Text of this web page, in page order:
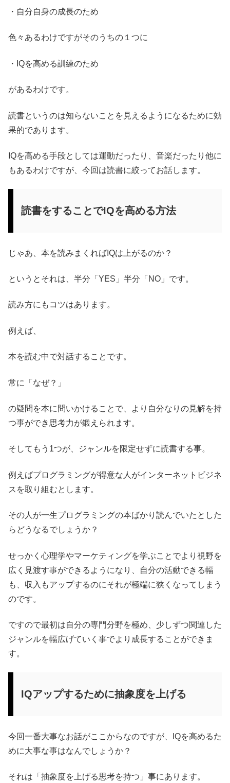
・自分自身の成長のため
色々あるわけですがそのうちの１つに
・IQを高める訓練のため
があるわけです。
読書というのは知らないことを見えるようになるために効
果的であります。
IQを高める手段としては運動だったり、音楽だったり他に
もあるわけですが、今回は読書に絞ってお話します。
読書をすることでIQを高める方法
じゃあ、本を読みまくればIQは上がるのか？
というとそれは、半分「YES」半分「NO」です。
読み方にもコツはあります。
例えば、
本を読む中で対話することです。
常に「なぜ？」
の疑問を本に問いかけることで、より自分なりの見解を持
つ事ができ思考力が鍛えられます。
そしてもう1つが、ジャンルを限定せずに読書する事。
例えばプログラミングが得意な人がインターネットビジネ
スを取り組むとします。
その人が一生プログラミングの本ばかり読んでいたとした
らどうなるでしょうか？
せっかく心理学やマーケティングを学ぶことでより視野を
広く見渡す事ができるようになり、自分の活動できる幅
も、収入もアップするのにそれが極端に狭くなってしまう
のです。
ですので最初は自分の専門分野を極め、少しずつ関連した
ジャンルを幅広げていく事でより成長することができま
す。
IQアップするために抽象度を上げる
今回一番大事なお話がここからなのですが、IQを高めるた
めに大事な事はなんでしょうか？
それは「抽象度を上げる思考を持つ」事にあります。